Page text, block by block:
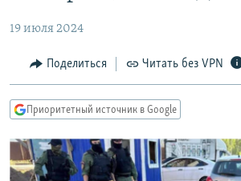
Вернутся
Вернутся
поиску
МНЕНИЯ
КУЛЬТУРА
КАВКАЗ.РЕАЛИИ
СЕВЕР.РЕАЛИИ
19 июля 2024
Поделиться Читать без VPN
Приоритетный источник в Google